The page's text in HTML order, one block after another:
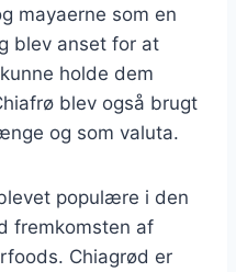
mayaerne som en
blev anset for at
holde dem
blev også brugt
og som valuta.
populære i den
fremkomsten af
Chiagrød er